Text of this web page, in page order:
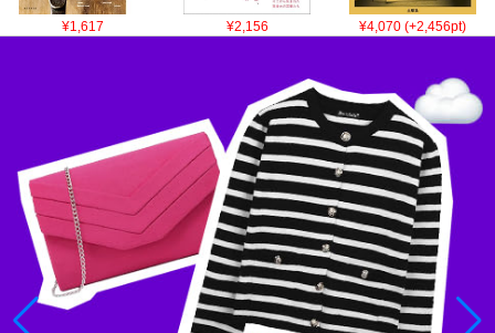
¥1,617 ¥2,156 ¥4,070 (+2,456pt)